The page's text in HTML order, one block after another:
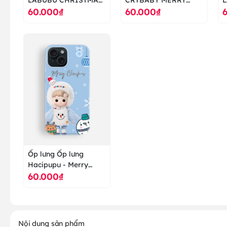
RING POPMART - ốp
60.000₫
CHRISMAS POPMART
60.000₫
Ốp lưng Ốp lưng
Hacipupu - Merry
Christmas - POP
60.000₫
Nội dung sản phẩm